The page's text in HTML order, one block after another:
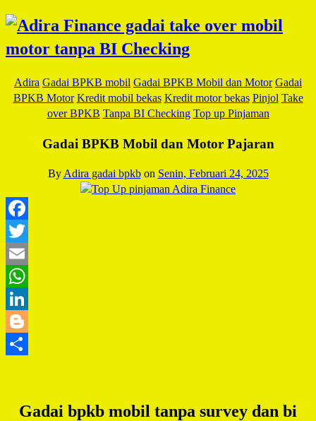
Adira Gadai BPKB mobil Gadai BPKB Mobil dan Motor Gadai
BPKB Motor Kredit mobil bekas Kredit motor bekas Pinjol Take
over BPKB Tanpa BI Checking Top up Pinjaman
Gadai BPKB Mobil dan Motor Pajaran
By Adira gadai bpkb on Senin, Februari 24, 2025
Gadai bpkb mobil tanpa survey dan bi